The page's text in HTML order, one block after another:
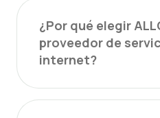
¿Por qué elegir
proveedor de
internet?